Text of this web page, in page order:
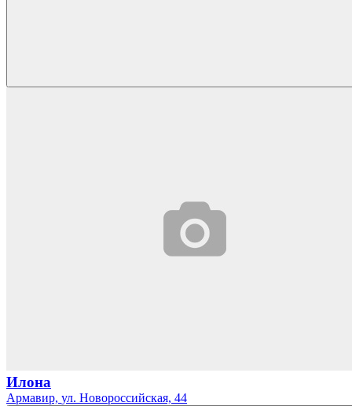
Илона
Армавир, ул. Новороссийская, 44